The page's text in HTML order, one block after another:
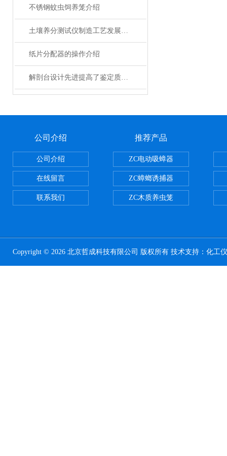
不锈钢蚊虫饲养笼介绍
土壤养分测试仪制造工艺发展面向多元化
纸片分配器的操作介绍
解剖台设计先进提高了鉴定质量和检验水平
公司介绍
公司介绍
在线留言
联系我们
推荐产品
ZC电动吸蟑器
ZC蟑螂诱捕器
ZC木质养虫笼
Copyright © 2026 北京哲成科技有限公司 版权所有 技术支持： 化工